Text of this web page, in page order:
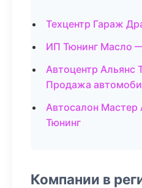
Техцентр Гараж
ИП Тюнинг Масло
Автоцентр Альянс
Продажа
Автосалон
Тюнинг
Компании в